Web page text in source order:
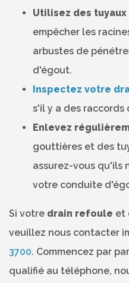
Utilisez des
empêcher les
arbustes de
d'égout.
Inspectez votre
s'il y a des raccords
Enlevez
gouttières et des
assurez-vous qu'ils
votre conduite
Si votre drain refoule et
veuillez nous contacter
3700. Commencez par
qualifié au téléphone,